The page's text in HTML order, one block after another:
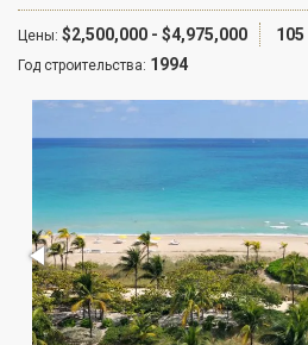
Цены: $2,500,000 - $4,975,000 105
Год строительства: 1994